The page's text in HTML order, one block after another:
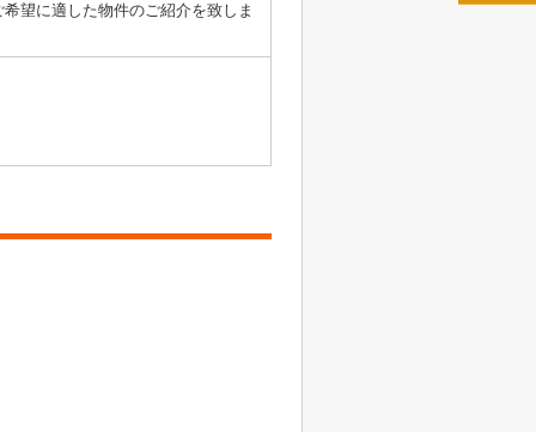
望に適した物件のご紹介を致しま